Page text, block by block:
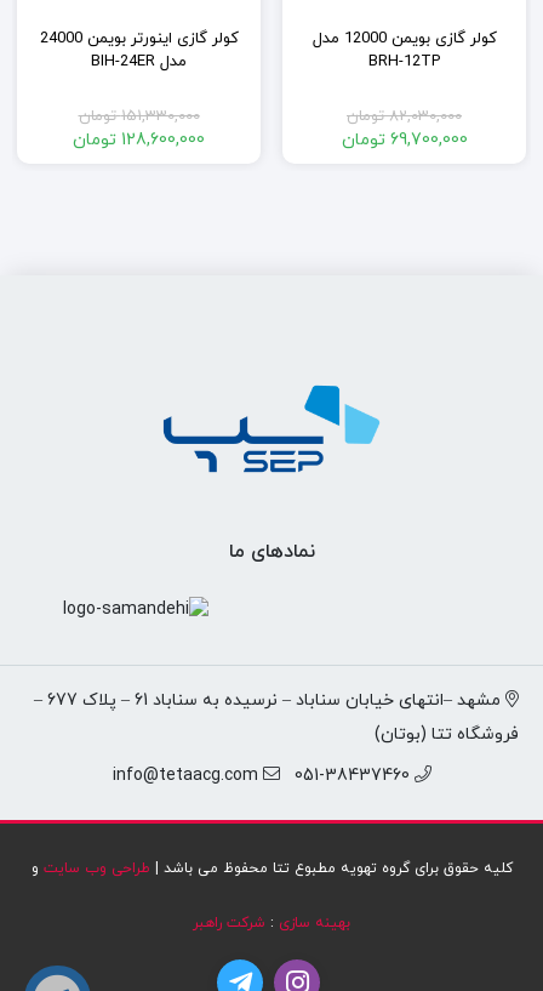
کولر گازی بویمن 12000 مدل
BRH-12TP
82,030,000 تومان
قیمت69,700,000 تومان
کولر گازی اینورتر بویمن 24000
مدل BIH-24ER
151,330,000 تومان
قیمت128,600,000 تومان
نمادهای ما
مشهد –انتهای خیابان سناباد – نرسیده به سناباد 61 – پلاک 677 –
فروشگاه تتا (بوتان)
051-38437460
info@tetaacg.com
کلیه حقوق برای گروه تهویه مطبوع تتا محفوظ می باشد | طراحی وب سایت و
بهینه سازی : شرکت راهبر